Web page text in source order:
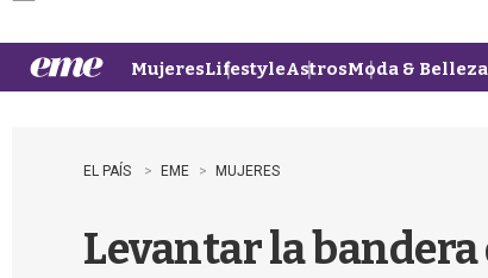
u
MujeresLifestyleAstrosModa & Belleza
EL PAÍS EME MUJERES
Levantar la